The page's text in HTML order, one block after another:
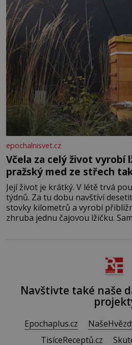
protože do zednářské
epochalnisvet.cz
Včela za celý život vyrobí
pražský med ze střech
Její život je krátký. V létě trvá
týdnů. Za tu dobu navštíví
stovky kilometrů a vyrobí
zhruba jednu čajovou lžičku.
Navštivte také naše
Epochaplus.cz
TisíceReceptů.cz